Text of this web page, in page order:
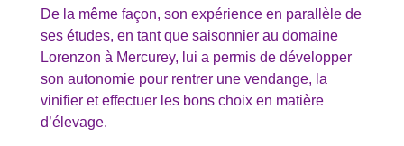
De la même façon, son expérience en parallèle de
ses études, en tant que saisonnier au domaine
Lorenzon à Mercurey, lui a permis de développer
son autonomie pour rentrer une vendange, la
vinifier et effectuer les bons choix en matière
d’élevage.